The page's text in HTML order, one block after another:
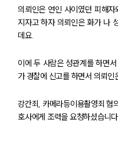
의뢰인은 연인 사이였던 피해
지자고 하자 의뢰인은 화가 나
데요.
이에 두 사람은 성관계를 하면
가 경찰에 신고를 하면서 의뢰인
강간죄, 카메라등이용촬영죄 혐
호사에게 조력을 요청하셨습니